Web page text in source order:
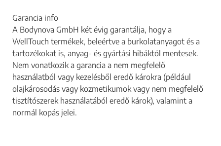
Garancia info
A Bodynova GmbH két évig garantálja, hogy a
WellTouch termékek, beleértve a burkolatanyagot és a
tartozékokat is, anyag- és gyártási hibáktól mentesek.
Nem vonatkozik a garancia a nem megfelelő
használatból vagy kezelésből eredő károkra (például
olajkárosodás vagy kozmetikumok vagy nem megfelelő
tisztítószerek használatából eredő károk), valamint a
normál kopás jelei.